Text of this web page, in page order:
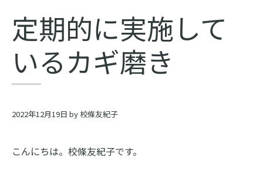
オ
ン
ラ
イ
ン
ス
ク
定期的に実施して
いるカギ磨き
2022年12月19日 by 校條友紀子
こんにちは。校條友紀子です。